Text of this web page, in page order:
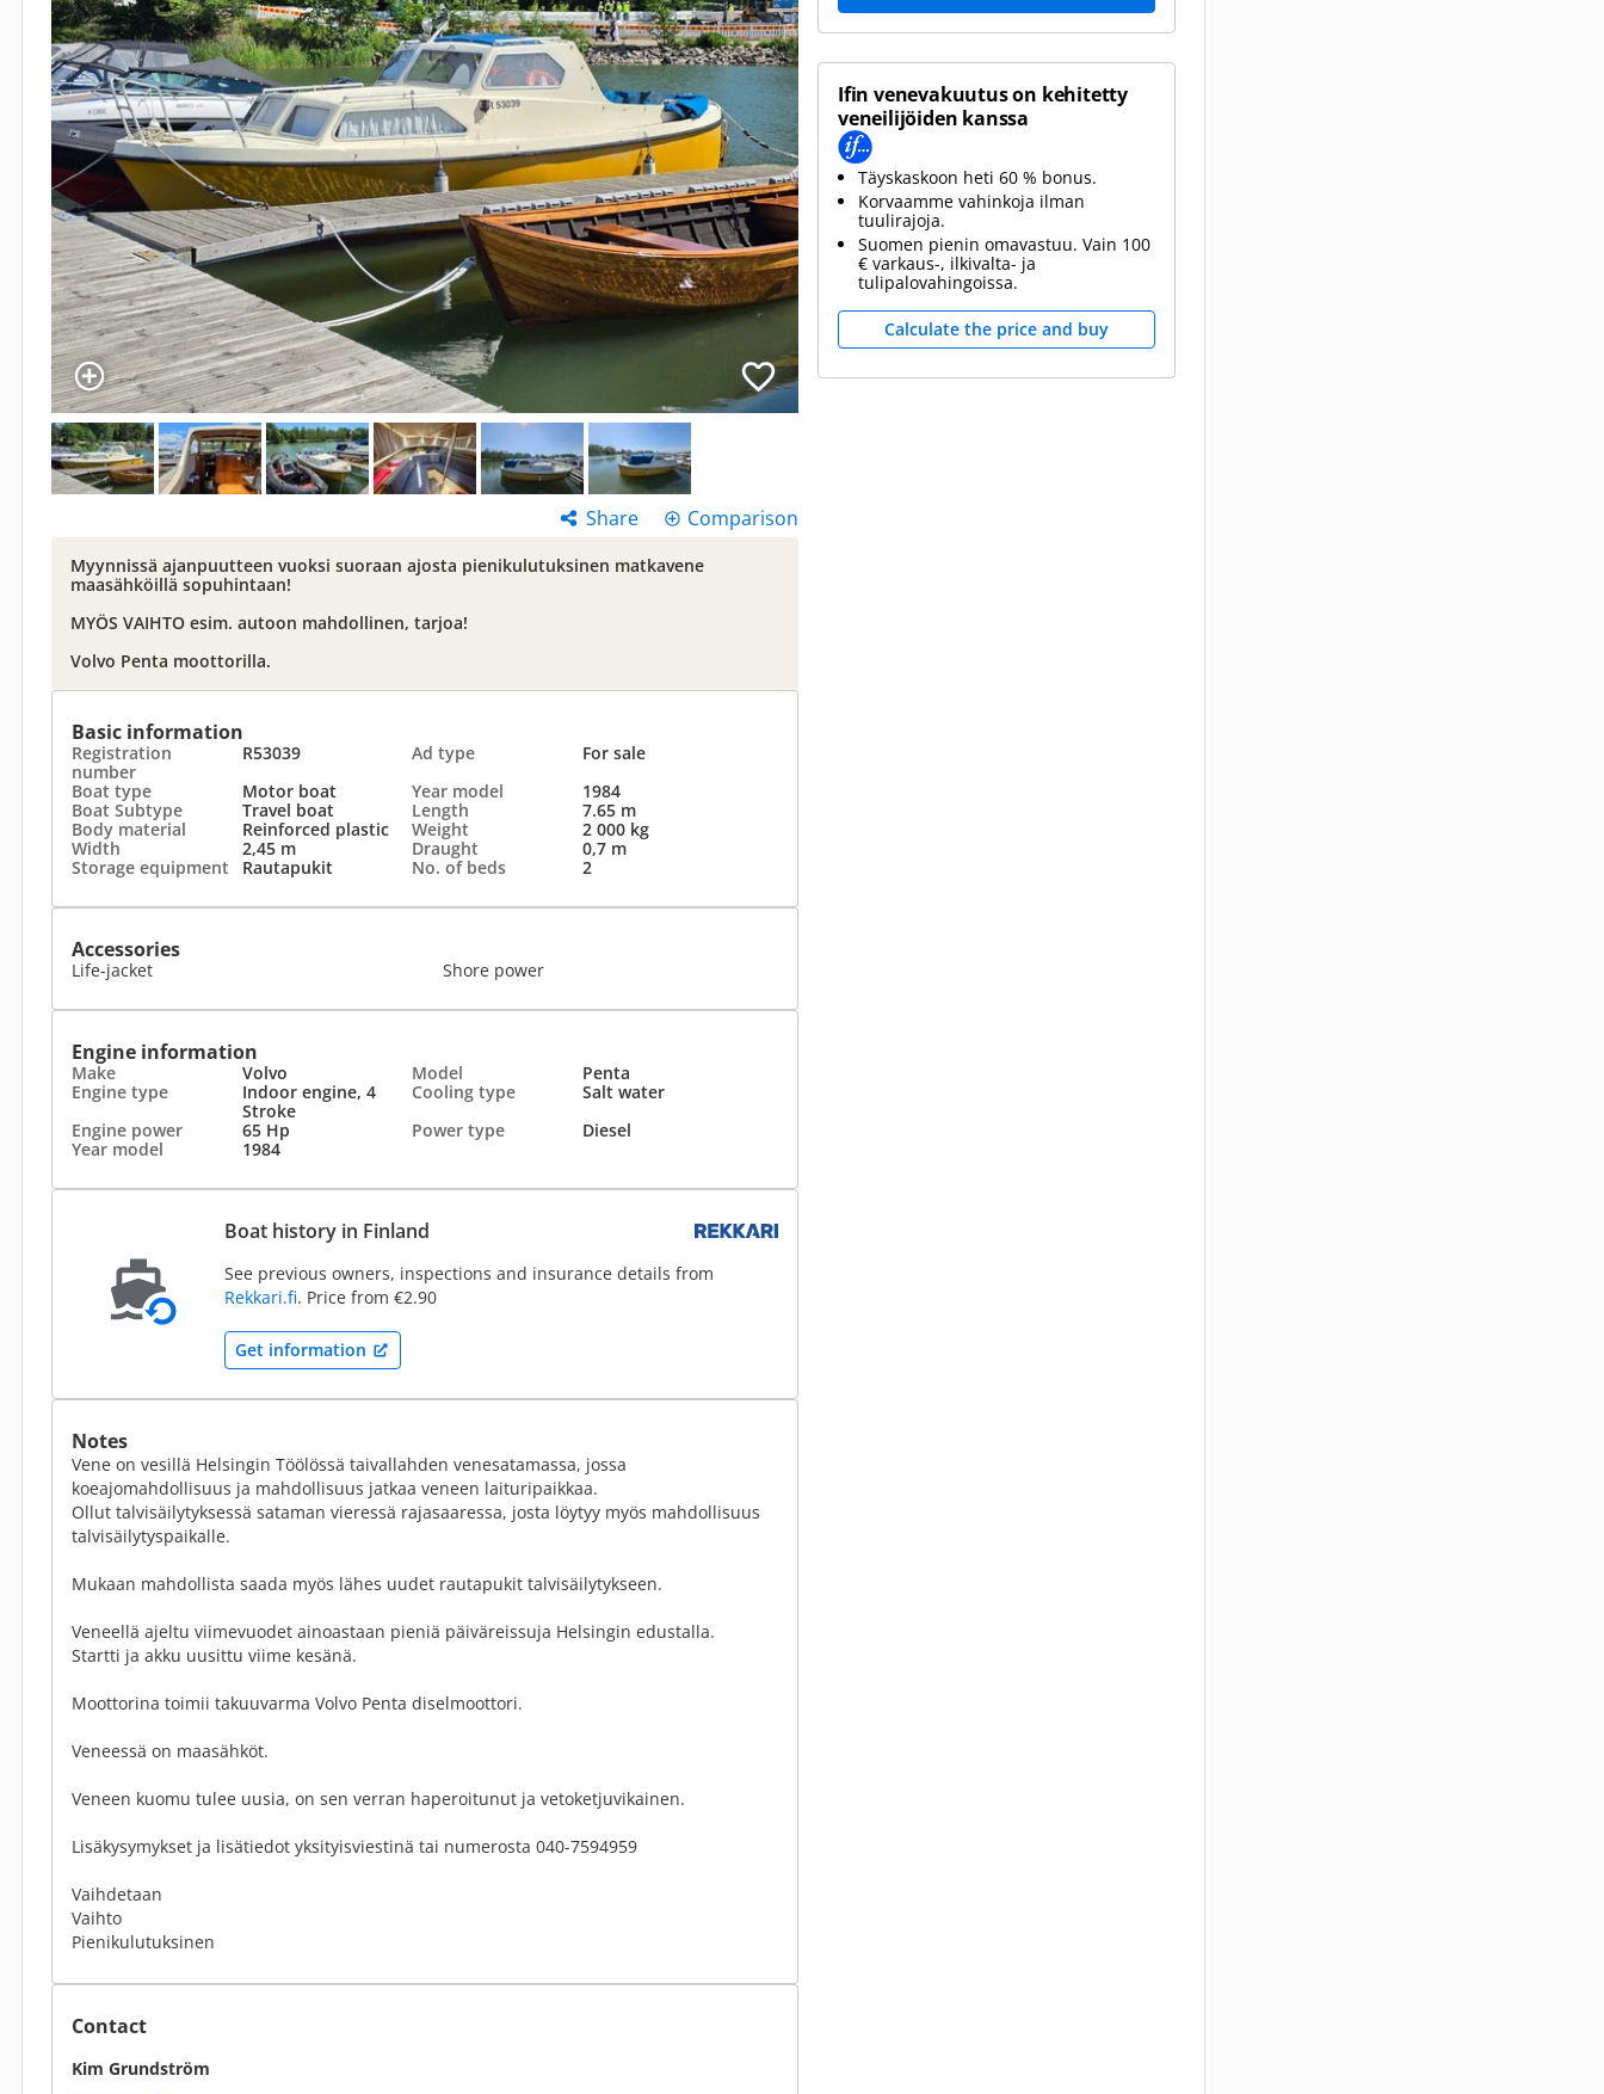
Share Comparison
Myynnissä ajanpuutteen vuoksi suoraan ajosta pienikulutuksinen matkavene
maasähköillä sopuhintaan!
MYÖS VAIHTO esim. autoon mahdollinen, tarjoa!
Volvo Penta moottorilla.
Basic information
Registration
number
R53039 Ad type
For sale
Boat type
Motor boat Year model
1984
Boat Subtype
Travel boat Length
7.65 m
Body material
Reinforced plastic Weight
2 000 kg
Width
2,45 m Draught
0,7 m
Storage equipment
Rautapukit No. of beds 2
Accessories
Life-jacket Shore power
Engine information
Make Volvo Model
Penta
Engine type
Indoor engine, 4
Stroke
Cooling type
Salt water
Engine power
65 Hp Power type
Diesel
Year model
1984
Boat history in Finland
See previous owners, inspections and insurance details from
Rekkari.fi. Price from €2.90
Get information
Notes
Vene on vesillä Helsingin Töölössä taivallahden venesatamassa, jossa
koeajomahdollisuus ja mahdollisuus jatkaa veneen laituripaikkaa.
Ollut talvisäilytyksessä sataman vieressä rajasaaressa, josta löytyy myös mahdollisuus
talvisäilytyspaikalle.
Mukaan mahdollista saada myös lähes uudet rautapukit talvisäilytykseen.
Veneellä ajeltu viimevuodet ainoastaan pieniä päiväreissuja Helsingin edustalla.
Startti ja akku uusittu viime kesänä.
Moottorina toimii takuuvarma Volvo Penta diselmoottori.
Veneessä on maasähköt.
Veneen kuomu tulee uusia, on sen verran haperoitunut ja vetoketjuvikainen.
Lisäkysymykset ja lisätiedot yksityisviestinä tai numerosta 040-7594959
Vaihdetaan
Vaihto
Pienikulutuksinen
Contact
Kim Grundström
Ifin venevakuutus on kehitetty
veneilijöiden kanssa
Täyskaskoon heti 60 % bonus.
Korvaamme vahinkoja ilman
tuulirajoja.
Suomen pienin omavastuu. Vain 100
€ varkaus-, ilkivalta- ja
tulipalovahingoissa.
Calculate the price and buy